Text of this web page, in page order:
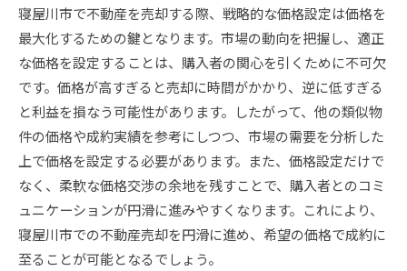
寝屋川市で不動産を売却する際、戦略的な価格設定は価格を
最大化するための鍵となります。市場の動向を把握し、適正
な価格を設定することは、購入者の関心を引くために不可欠
です。価格が高すぎると売却に時間がかかり、逆に低すぎる
と利益を損なう可能性があります。したがって、他の類似物
件の価格や成約実績を参考にしつつ、市場の需要を分析した
上で価格を設定する必要があります。また、価格設定だけで
なく、柔軟な価格交渉の余地を残すことで、購入者とのコミ
ュニケーションが円滑に進みやすくなります。これにより、
寝屋川市での不動産売却を円滑に進め、希望の価格で成約に
至ることが可能となるでしょう。